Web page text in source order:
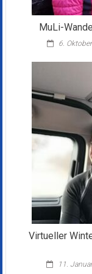
MuLi-
6.
Virtueller
11.